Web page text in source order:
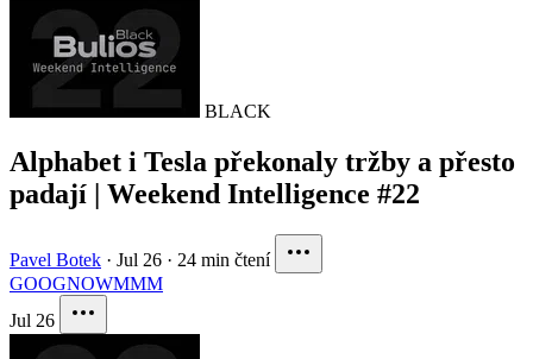
BLACK
Alphabet i Tesla překonaly tržby a přesto
padají | Weekend Intelligence #22
Pavel Botek · Jul 26 · 24 min čtení
GOOGNOWMMM
Jul 26